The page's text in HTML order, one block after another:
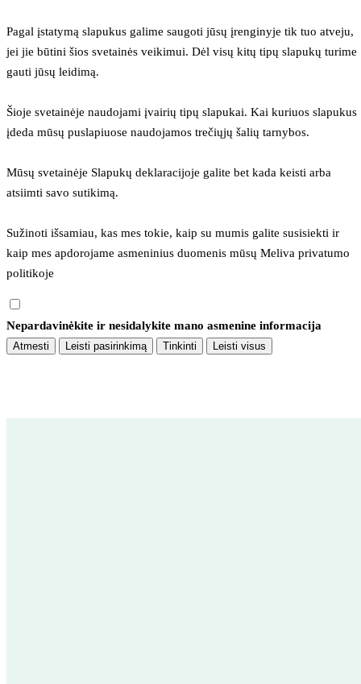
Pagal įstatymą slapukus galime saugoti jūsų įrenginyje tik tuo atveju,
jei jie būtini šios svetainės veikimui. Dėl visų kitų tipų slapukų turime
gauti jūsų leidimą.
Šioje svetainėje naudojami įvairių tipų slapukai. Kai kuriuos slapukus
įdeda mūsų puslapiuose naudojamos trečiųjų šalių tarnybos.
Mūsų svetainėje Slapukų deklaracijoje galite bet kada keisti arba
atsiimti savo sutikimą.
Sužinoti išsamiau, kas mes tokie, kaip su mumis galite susisiekti ir
kaip mes apdorojame asmeninius duomenis mūsų Meliva privatumo
politikoje
Nepardavinėkite ir nesidalykite mano asmenine informacija
Atmesti Leisti pasirinkimą Tinkinti Leisti visus